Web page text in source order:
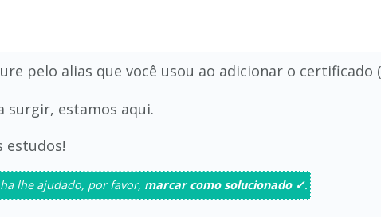
pelo alias que você usou ao adicionar o certificado
surgir, estamos aqui.
estudos!
lhe ajudado, por favor, marcar como solucionado ✓.